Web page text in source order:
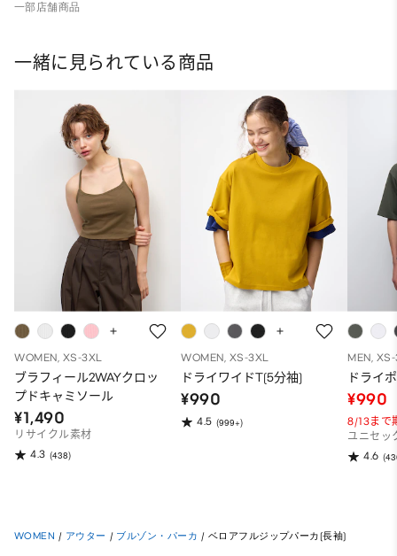
一部店舗商品
一緒に見られている商品
WOMEN, XS-3XL
ブラフィール2WAYクロッ
プドキャミソール
¥1,490
リサイクル素材
4.3 (438)
WOMEN, XS-3XL
ドライワイドT(5分袖)
¥990
4.5 (999+)
MEN,
ドライ
¥990
8/13まで
ユニセッ
4.6
WOMEN / アウター / ブルゾン・パーカ / ベロアフルジップパーカ(長袖)